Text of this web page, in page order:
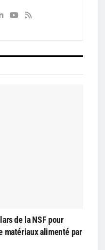
de la NSF pour
matériaux alimenté par